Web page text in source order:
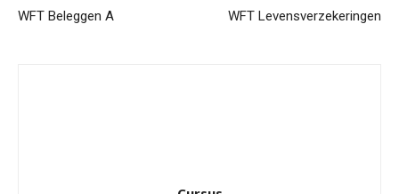
WFT Beleggen A WFT Levensverzekeringen